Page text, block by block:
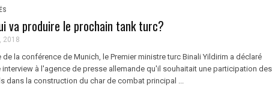
va produire le prochain tank turc?
2018
de la conférence de Munich, le Premier ministre turc Binali Yildirim a déclaré
interview à l'agence de presse allemande qu'il souhaitait une participation des
dans la construction du char de combat principal ...